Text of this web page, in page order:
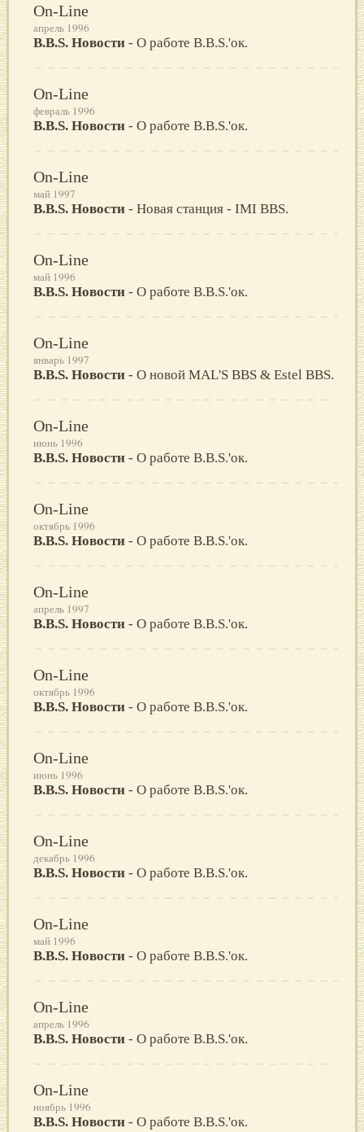
On-Line
апрель 1996
B.B.S. Новости - О работе B.B.S.'ок.
On-Line
февраль 1996
B.B.S. Новости - О работе B.B.S.'ок.
On-Line
май 1997
B.B.S. Hовости - Новая станция - IMI BBS.
On-Line
май 1996
B.B.S. Новости - О работе B.B.S.'ок.
On-Line
январь 1997
B.B.S. Новости - О новой MAL'S BBS & Estel BBS.
On-Line
июнь 1996
B.B.S. Новости - О работе B.B.S.'ок.
On-Line
октябрь 1996
B.B.S. Новости - О работе B.B.S.'ок.
On-Line
апрель 1997
B.B.S. Новости - О работе B.B.S.'ок.
On-Line
октябрь 1996
B.B.S. Новости - О работе B.B.S.'ок.
On-Line
июнь 1996
B.B.S. Новости - О работе B.B.S.'ок.
On-Line
декабрь 1996
B.B.S. Новости - О работе B.B.S.'ок.
On-Line
май 1996
B.B.S. Новости - О работе B.B.S.'ок.
On-Line
апрель 1996
B.B.S. Новости - О работе B.B.S.'ок.
On-Line
ноябрь 1996
B.B.S. Новости - О работе B.B.S.'ок.